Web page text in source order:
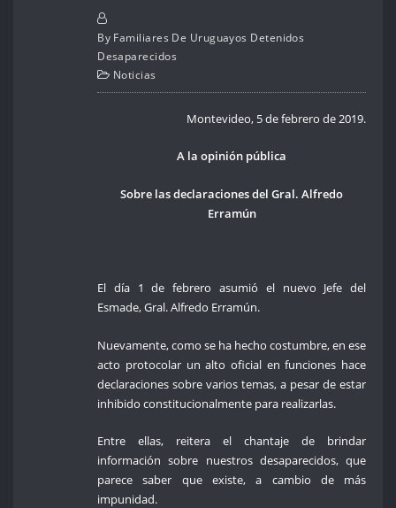
By Familiares De Uruguayos Detenidos
Desaparecidos
Noticias
Montevideo, 5 de febrero de 2019.
A la opinión pública
Sobre las declaraciones del Gral. Alfredo
Erramún
El día 1 de febrero asumió el nuevo Jefe del
Esmade, Gral. Alfredo Erramún.
Nuevamente, como se ha hecho costumbre, en ese
acto protocolar un alto oficial en funciones hace
declaraciones sobre varios temas, a pesar de estar
inhibido constitucionalmente para realizarlas.
Entre ellas, reitera el chantaje de brindar
información sobre nuestros desaparecidos, que
parece saber que existe, a cambio de más
impunidad.